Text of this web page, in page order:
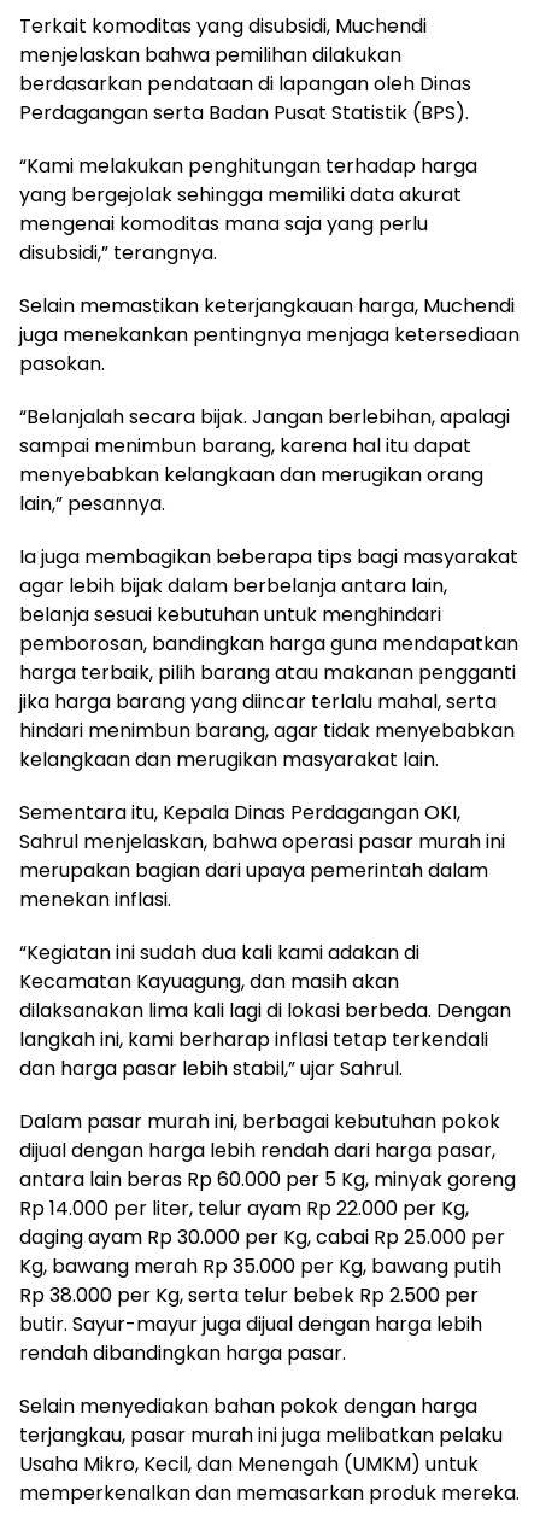
Terkait komoditas yang disubsidi, Muchendi
menjelaskan bahwa pemilihan dilakukan
berdasarkan pendataan di lapangan oleh Dinas
Perdagangan serta Badan Pusat Statistik (BPS).
“Kami melakukan penghitungan terhadap harga
yang bergejolak sehingga memiliki data akurat
mengenai komoditas mana saja yang perlu
disubsidi,” terangnya.
Selain memastikan keterjangkauan harga, Muchendi
juga menekankan pentingnya menjaga ketersediaan
pasokan.
“Belanjalah secara bijak. Jangan berlebihan, apalagi
sampai menimbun barang, karena hal itu dapat
menyebabkan kelangkaan dan merugikan orang
lain,” pesannya.
Ia juga membagikan beberapa tips bagi masyarakat
agar lebih bijak dalam berbelanja antara lain,
belanja sesuai kebutuhan untuk menghindari
pemborosan, bandingkan harga guna mendapatkan
harga terbaik, pilih barang atau makanan pengganti
jika harga barang yang diincar terlalu mahal, serta
hindari menimbun barang, agar tidak menyebabkan
kelangkaan dan merugikan masyarakat lain.
Sementara itu, Kepala Dinas Perdagangan OKI,
Sahrul menjelaskan, bahwa operasi pasar murah ini
merupakan bagian dari upaya pemerintah dalam
menekan inflasi.
“Kegiatan ini sudah dua kali kami adakan di
Kecamatan Kayuagung, dan masih akan
dilaksanakan lima kali lagi di lokasi berbeda. Dengan
langkah ini, kami berharap inflasi tetap terkendali
dan harga pasar lebih stabil,” ujar Sahrul.
Dalam pasar murah ini, berbagai kebutuhan pokok
dijual dengan harga lebih rendah dari harga pasar,
antara lain beras Rp 60.000 per 5 Kg, minyak goreng
Rp 14.000 per liter, telur ayam Rp 22.000 per Kg,
daging ayam Rp 30.000 per Kg, cabai Rp 25.000 per
Kg, bawang merah Rp 35.000 per Kg, bawang putih
Rp 38.000 per Kg, serta telur bebek Rp 2.500 per
butir. Sayur-mayur juga dijual dengan harga lebih
rendah dibandingkan harga pasar.
Selain menyediakan bahan pokok dengan harga
terjangkau, pasar murah ini juga melibatkan pelaku
Usaha Mikro, Kecil, dan Menengah (UMKM) untuk
memperkenalkan dan memasarkan produk mereka.